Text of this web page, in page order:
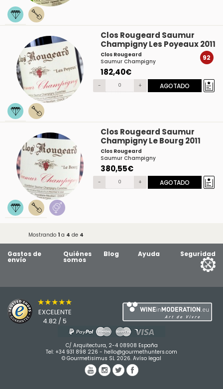
Clos Rougeard Saumur
Champigny Les Poyeaux 2011
Clos Rougeard
Saumur Champigny
182,40€
92
- + AGOTADO
Clos Rougeard Saumur
Champigny Le Bourg 2011
Clos Rougeard
Saumur Champigny
380,55€
- + AGOTADO
Mostrando 1a 4 de 4
Gastos de
envío
Quiénes
somos
Blog Ayuda Seguridad
★★★★★
EXCELENTE
4.82 / 5
C/ Arquitectura, 2-4 08908 España
Tel: +34 931 898 226 - hello@gourmethunters.com
© Gourmetisimus SL 2026. Avíso legal